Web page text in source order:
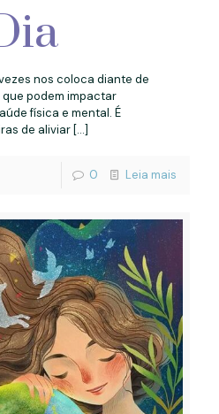
nos coloca diante de
podem impactar
física e mental. É
de aliviar […]
0 Leia mais